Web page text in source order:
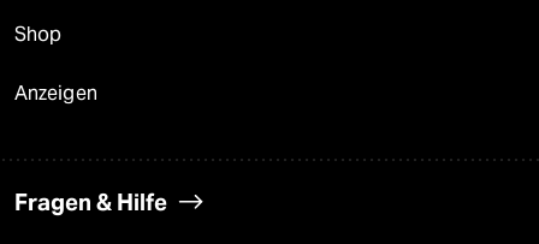
Shop
Anzeigen
Fragen & Hilfe